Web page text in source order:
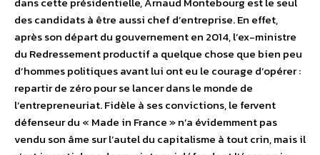
des candidats à être aussi chef d’entreprise. En effet,
après son départ du gouvernement en 2014, l’ex-ministre
du Redressement productif a quelque chose que bien peu
d’hommes politiques avant lui ont eu le courage d’opérer :
repartir de zéro pour se lancer dans le monde de
l’entrepreneuriat. Fidèle à ses convictions, le fervent
défenseur du « Made in France » n’a évidemment pas
vendu son âme sur l’autel du capitalisme à tout crin, mais il